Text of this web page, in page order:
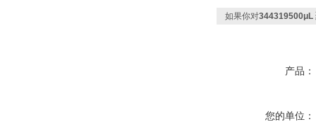
如果你对344319500μL
产品：
您的单位：